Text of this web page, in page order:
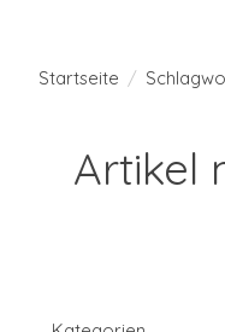
Startseite /
Artikel